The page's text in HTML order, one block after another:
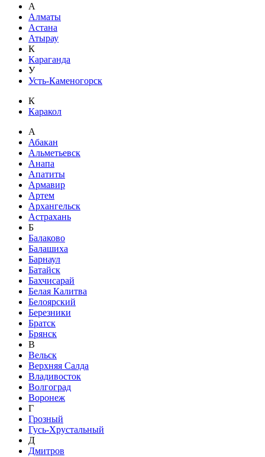
А
Алматы
Астана
Атырау
К
Караганда
У
Усть-Каменогорск
К
Каракол
А
Абакан
Альметьевск
Анапа
Апатиты
Армавир
Артем
Архангельск
Астрахань
Б
Балаково
Балашиха
Барнаул
Батайск
Бахчисарай
Белая Калитва
Белоярский
Березники
Братск
Брянск
В
Вельск
Верхняя Салда
Владивосток
Волгоград
Воронеж
Г
Грозный
Гусь-Хрустальный
Д
Дмитров